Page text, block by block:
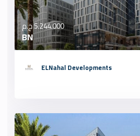
5.244.000 ج.م
BN
ELNahal Developments